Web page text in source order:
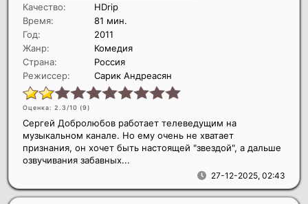
Качество:
HDrip
Время:
81 мин.
Год:
2011
Жанр:
Комедия
Страна:
Россия
Режиссер:
Сарик Андреасян
Оценка: 2.3/10 (9)
27-12-2025, 02:43
Сергей Добролюбов работает телеведущим на
музыкальном канале. Но ему очень не хватает
признания, он хочет быть настоящей "звездой", а дальше
озвучивания забавных...